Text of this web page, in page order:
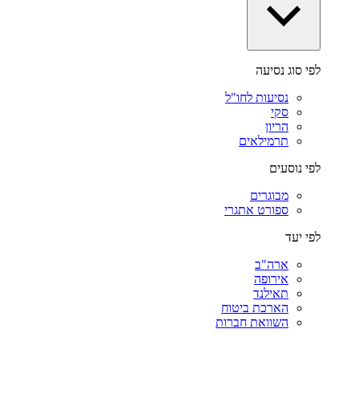
לפי סוג נסיעה
נסיעות לחו"ל
סקי
הריון
תרמילאים
לפי נוסעים
מבוגרים
ספורט אתגרי
לפי יעד
ארה"ב
אירופה
תאילנד
הארכת ביטוח
השוואת חברות